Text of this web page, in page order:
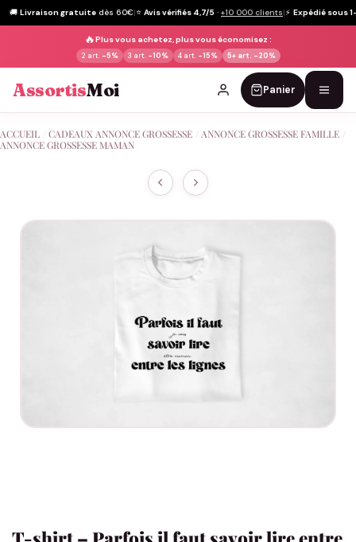
🚚 Livraison gratuite dès 60€|⭐ Avis vérifiés 4,7/5 · +10 000 clients|⚡ Expédié sous
🔥Plus vous achetez, plus vous économisez :
2 art. -5% 3 art. -10% 4 art. -15% 5+ art. -20%
AssortisMoi Panier
au
ACCUEIL CADEAUX ANNONCE GROSSESSE ANNONCE GROSSESSE FAMILLE
ANNONCE GROSSESSE MAMAN